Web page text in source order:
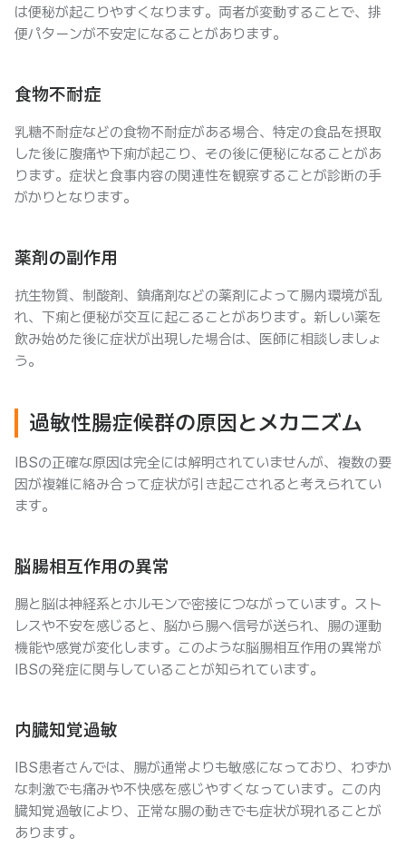
は便秘が起こりやすくなります。両者が変動することで、排
便パターンが不安定になることがあります。
食物不耐症
乳糖不耐症などの食物不耐症がある場合、特定の食品を摂取
した後に腹痛や下痢が起こり、その後に便秘になることがあ
ります。症状と食事内容の関連性を観察することが診断の手
がかりとなります。
薬剤の副作用
抗生物質、制酸剤、鎮痛剤などの薬剤によって腸内環境が乱
れ、下痢と便秘が交互に起こることがあります。新しい薬を
飲み始めた後に症状が出現した場合は、医師に相談しましょ
う。
過敏性腸症候群の原因とメカニズム
IBSの正確な原因は完全には解明されていませんが、複数の要
因が複雑に絡み合って症状が引き起こされると考えられてい
ます。
脳腸相互作用の異常
腸と脳は神経系とホルモンで密接につながっています。スト
レスや不安を感じると、脳から腸へ信号が送られ、腸の運動
機能や感覚が変化します。このような脳腸相互作用の異常が
IBSの発症に関与していることが知られています。
内臓知覚過敏
IBS患者さんでは、腸が通常よりも敏感になっており、わずか
な刺激でも痛みや不快感を感じやすくなっています。この内
臓知覚過敏により、正常な腸の動きでも症状が現れることが
あります。